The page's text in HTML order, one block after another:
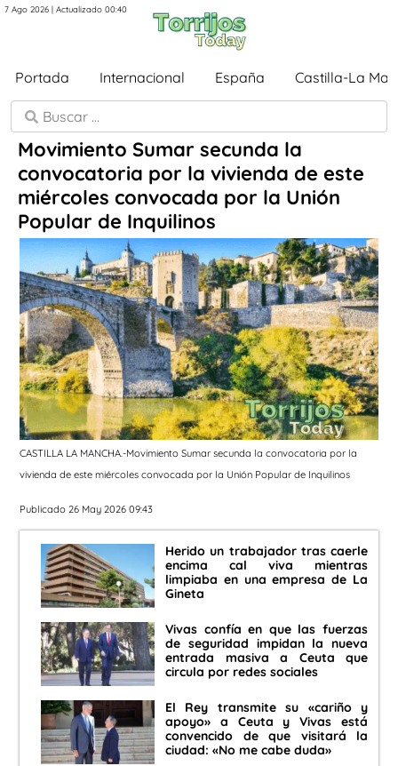
7 Ago 2026 | Actualizado 00:40
Portada Internacional España Castilla-La
Movimiento Sumar secunda la
convocatoria por la vivienda de este
miércoles convocada por la Unión
Popular de Inquilinos
CASTILLA LA MANCHA.-Movimiento Sumar secunda la convocatoria por la
vivienda de este miércoles convocada por la Unión Popular de Inquilinos
Publicado 26 May 2026 09:43
Herido un trabajador tras caerle
encima cal viva mientras
limpiaba en una empresa de La
Gineta
Vivas confía en que las fuerzas
de seguridad impidan la nueva
entrada masiva a Ceuta que
circula por redes sociales
El Rey transmite su «cariño y
apoyo» a Ceuta y Vivas está
convencido de que visitará la
ciudad: «No me cabe duda»